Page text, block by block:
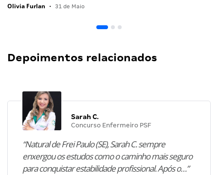
Olivia Furlan • 31 de Maio
Depoimentos relacionados
Sarah C.
Concurso Enfermeiro PSF
“Natural de Frei Paulo (SE), Sarah C. sempre
enxergou os estudos como o caminho mais seguro
para conquistar estabilidade profissional. Após o…”